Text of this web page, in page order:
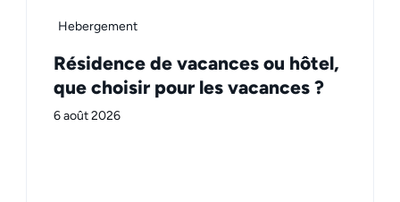
Hebergement
Résidence de vacances ou hôtel,
que choisir pour les vacances ?
6 août 2026